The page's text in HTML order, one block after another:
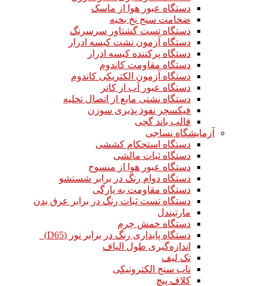
دستگاه عبور هوا از ماسک
ضخامت سنج نخ بخیه
دستگاه تست گشتاور سرسرنگ
دستگاه آزمون نشت کیسه ادرار
دستگاه پرکننده کیسه ادرار
دستگاه مقاومت کاندوم
دستگاه آزمون الکتریکی کاندوم
دستگاه عبور آب از کاتر
دستگاه نشتی مایع از اتصال تخلیه
فیکسچر نفوذ پذیری سوزن
قالب باند گچی
آزمایشگاه نساجی
دستگاه استحکام کششی
دستگاه ثبات مالشی
دستگاه عبور هوا از منسوج
دستگاه دوام رنگ در برابر شستشو
دستگاه مقاومت به پارگی
دستگاه تست ثبات رنگ در برابر عرق بدن
مارتیندل
دستگاه خمش چرم
دستگاه پایداری رنگ در برابر نور (D65)
اندازه‌گیری طول الیاف
تک لیف
تاب سنج الکترونیکی
کلاف پیچ